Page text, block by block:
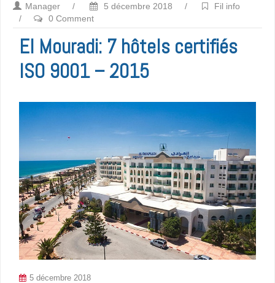
Manager / 5 décembre 2018 /
Fil info
/
0 Comment
El Mouradi: 7 hôtels certifiés
ISO 9001 – 2015
5 décembre 2018